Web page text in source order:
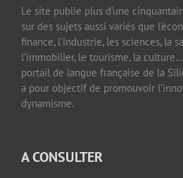
Le site publie plus d’une
sur des sujets aussi variés que
finance, l’industrie, les sciences, la
l’immobilier, le tourisme, la
portail de langue française de la
a pour objectif de promouvoir
dynamisme.
A CONSULTER